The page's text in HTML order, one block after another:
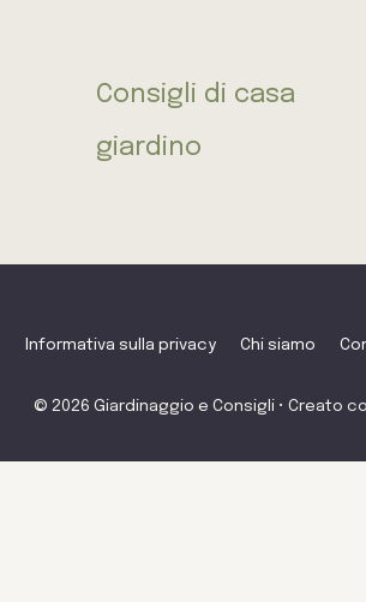
Consigli di casa
giardino
Informativa sulla privacy Chi siamo
© 2026 Giardinaggio e Consigli • Creato